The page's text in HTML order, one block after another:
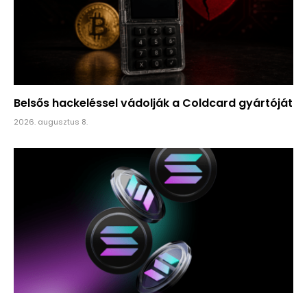
Belsős hackeléssel vádolják a Coldcard gyártóját
2026. augusztus 8.